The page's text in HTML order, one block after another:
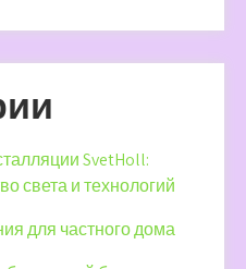
SvetHoll:
света и технологий
для частного дома